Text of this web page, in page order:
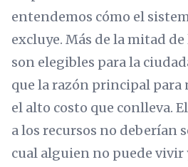
entendemos cómo el
excluye. Más de la mitad
son elegibles para la
que la razón principal para
el alto costo que conlleva.
a los recursos no deberían
cual alguien no puede vivir